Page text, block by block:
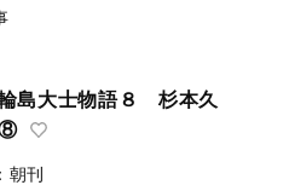
島大士物語８ 杉本久
⑧
朝刊